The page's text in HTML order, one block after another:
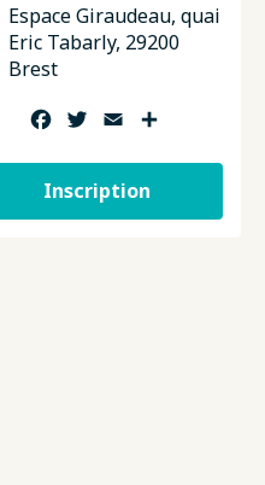
Espace Giraudeau, quai
Eric Tabarly, 29200
Brest
Facebook
TwitterEmailPartager
Inscription